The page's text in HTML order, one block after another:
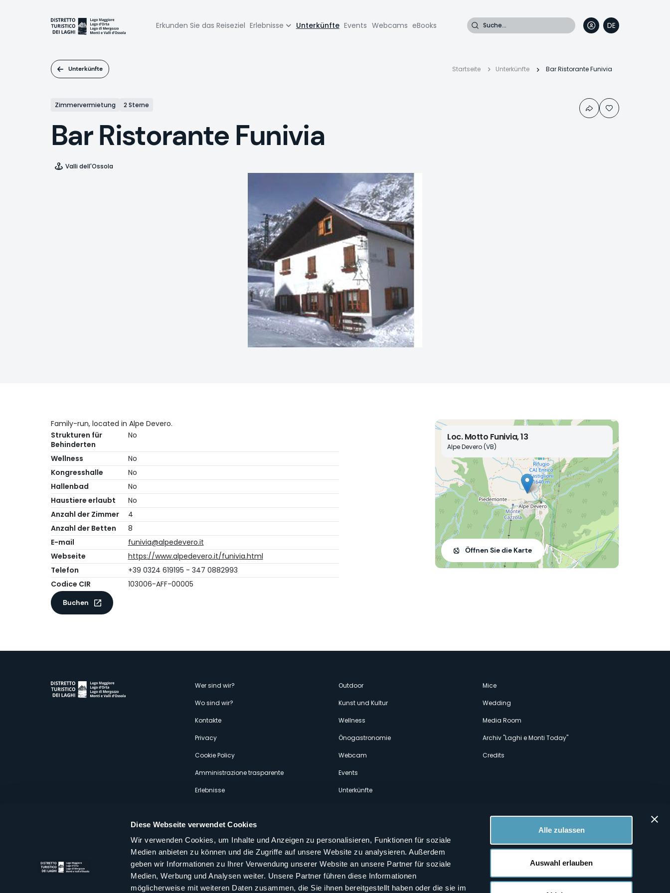
Diese Webseite verwendet Cookies
Wir verwenden Cookies, um Inhalte und Anzeigen zu personalisieren, Funktionen für soziale
Medien anbieten zu können und die Zugriffe auf unsere Website zu analysieren. Außerdem
geben wir Informationen zu Ihrer Verwendung unserer Website an unsere Partner für soziale
Medien, Werbung und Analysen weiter. Unsere Partner führen diese Informationen
möglicherweise mit weiteren Daten zusammen, die Sie ihnen bereitgestellt haben oder die sie im
Alle zulassen
Auswahl erlauben
Navigazione
Erkunden Sie das Reiseziel Erlebnisse Unterkünfte Events Webcams eBooks Suche
DE
IT
EN
FR
Unterkünfte Pfadnavigation
Startseite Unterkünfte Bar Ristorante Funivia
Zimmervermietung 2 Sterne
Bar Ristorante Funivia
Valli dell'Ossola
Family-run, located in Alpe Devero.
Strukturen für
Behinderten
No
Wellness
No
Kongresshalle
No
Hallenbad
No
Haustiere erlaubt
No
Anzahl der Zimmer
4
Anzahl der Betten
8
E-mail
funivia@alpedevero.it
Webseite
https://www.alpedevero.it/funivia.html
Telefon
+39 0324 619195 - 347 0882993
Codice CIR
103006-AFF-00005
Buchen
Loc. Motto Funivia, 13
Alpe Devero (VB)
Öffnen Sie die Karte
Menù
secondario
Wer sind wir?
Wo sind wir?
Kontakte
Privacy
Cookie Policy
Amministrazione trasparente
Erlebnisse
Outdoor
Kunst und Kultur
Wellness
Önogastronomie
Webcam
Events
Unterkünfte
Mice
Wedding
Media Room
Archiv "Laghi e Monti Today"
Credits
Distretto Turistico dei Laghi Scrl
Sede legale e operativa: Corso Italia 26 - 28838 Stresa VB - Italy
infoturismo@distrettolaghi.itedistrettolaghi@legalmail.it
Folgen Sie uns auf unseren sozialen Profilen